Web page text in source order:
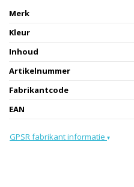
Merk
Kleur
Inhoud
Artikelnummer
Fabrikantcode
EAN
GPSR fabrikant informatie ▾